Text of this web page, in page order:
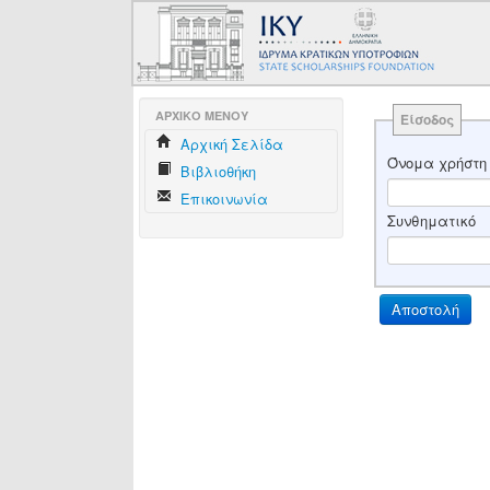
AΡΧΙΚΟ ΜΕΝΟΥ
Aρχική Σελίδα
Βιβλιοθήκη
Επικοινωνία
Είσοδος
Όνομα χρήστη
Συνθηματικό